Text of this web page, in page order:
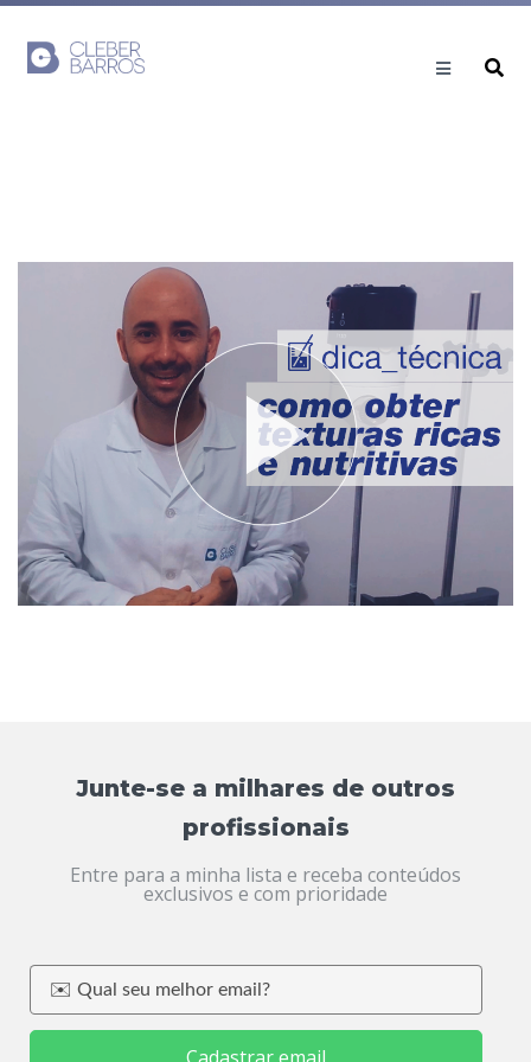
Junte-se a milhares de outros
profissionais
Entre para a minha lista e receba conteúdos
exclusivos e com prioridade